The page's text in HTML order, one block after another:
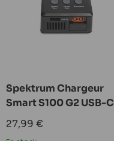
Spektrum Chargeur
Smart S100 G2 USB-C
Prix
réduit
27,99 €